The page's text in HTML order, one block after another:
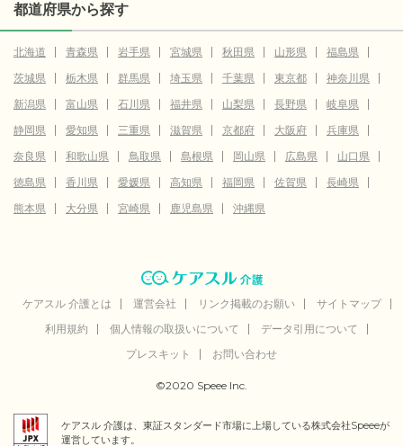
都道府県から探す
北海道 青森県 岩手県 宮城県 秋田県 山形県
福島県
茨城県
栃木県 群馬県 埼玉県 千葉県 東京都
神奈川県
新潟県
富山県 石川県 福井県 山梨県 長野県
岐阜県
静岡県
愛知県 三重県 滋賀県 京都府 大阪府
兵庫県
奈良県
和歌山県 鳥取県 島根県 岡山県 広島県
山口県
徳島県
香川県 愛媛県 高知県 福岡県 佐賀県
長崎県
熊本県
大分県 宮崎県 鹿児島県 沖縄県
ケアスル 介護とは 運営会社 リンク掲載のお願い
サイトマップ
利用規約
個人情報の取扱いについて
データ引用について
プレスキット
お問い合わせ
©2020 Speee Inc.
ケアスル 介護は、東証スタンダード市場に上場している株式会社Speeeが
運営しています。